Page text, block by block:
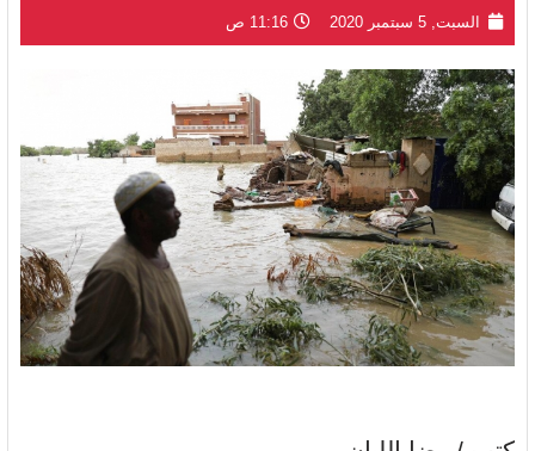
السبت, 5 سبتمبر 2020 11:16 ص